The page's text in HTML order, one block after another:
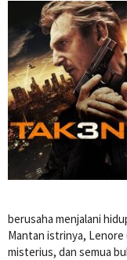
berusaha menjalani
Mantan istrinya, Lenore
misterius, dan semua